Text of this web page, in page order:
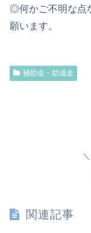
◎何かご不明な点
願います。
補助金・助成金
関連記事